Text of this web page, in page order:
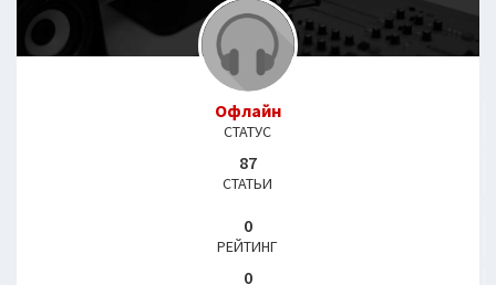
Офлайн
СТАТУС
87
СТАТЬИ
0
РЕЙТИНГ
0